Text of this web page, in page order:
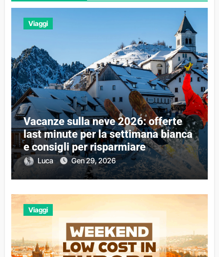
Viaggi
Vacanze sulla neve 2026: offerte
last minute per la settimana bianca
e consigli per risparmiare
Luca Gen 29, 2026
Viaggi